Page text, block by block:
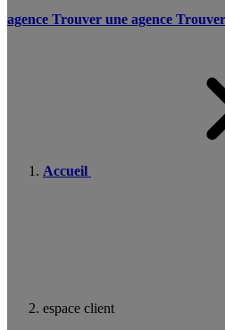
agence Trouver une agence
Accueil
espace client